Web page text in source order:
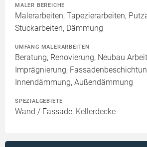
MALER BEREICHE
Malerarbeiten, Tapezierarbeiten,
Stuckarbeiten, Dämmung
UMFANG MALERARBEITEN
Beratung, Renovierung, Neubau
Imprägnierung,
Innendämmung, Außendämmung
SPEZIALGEBIETE
Wand / Fassade, Kellerdecke